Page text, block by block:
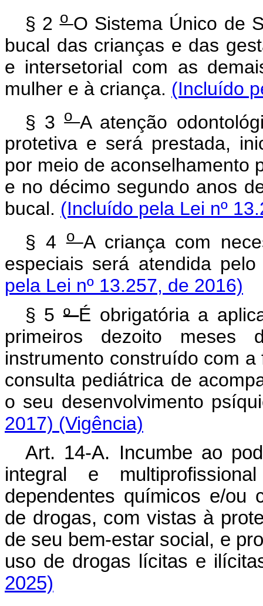
§ 2o O Sistema Único de
bucal das crianças e das
e intersetorial com as
mulher e à criança. (Incluído
§ 3o A atenção
protetiva e será prestada,
por meio de aconselhamento
e no décimo segundo anos
bucal. (Incluído pela Lei nº
§ 4o A criança com
especiais será atendida
pela Lei nº 13.257, de 2016)
§ 5ºÉ obrigatória a
primeiros dezoito
instrumento construído com
consulta pediátrica de
o seu desenvolvimento
2017) (Vigência)
Art. 14-A. Incumbe ao
integral e
dependentes químicos e/ou
de drogas, com vistas à
de seu bem-estar social, e
uso de drogas lícitas e
2025)